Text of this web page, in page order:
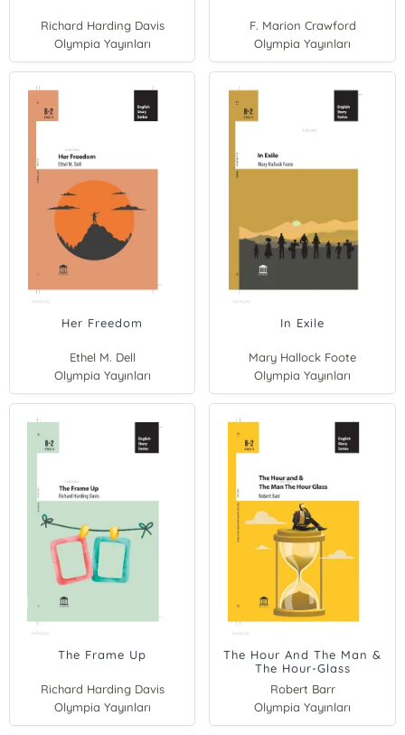
Richard Harding Davis
Olympia Yayınları
F. Marion Crawford
Olympia Yayınları
Her Freedom
Ethel M. Dell
Olympia Yayınları
In Exile
Mary Hallock Foote
Olympia Yayınları
The Frame Up
Richard Harding Davis
Olympia Yayınları
The Hour And The Man &
The Hour-Glass
Robert Barr
Olympia Yayınları